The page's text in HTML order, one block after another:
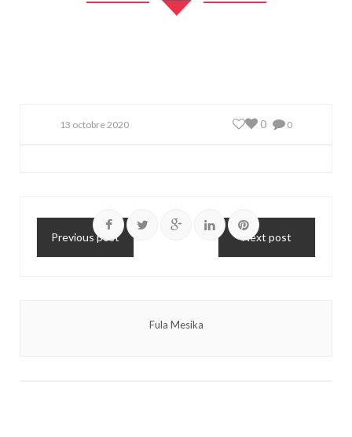
13 octobre 2020 0
0
Previous post Next post
Fula Mesika